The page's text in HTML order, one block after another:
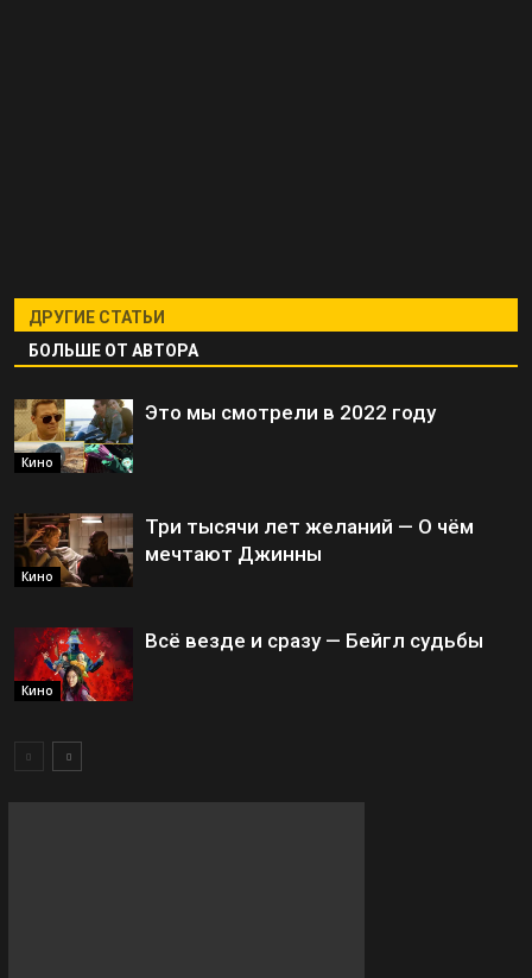
ДРУГИЕ СТАТЬИ
БОЛЬШЕ ОТ АВТОРА
Кино
Это мы смотрели в 2022 году
Кино
Три тысячи лет желаний — О чём
мечтают Джинны
Кино
Всё везде и сразу — Бейгл судьбы